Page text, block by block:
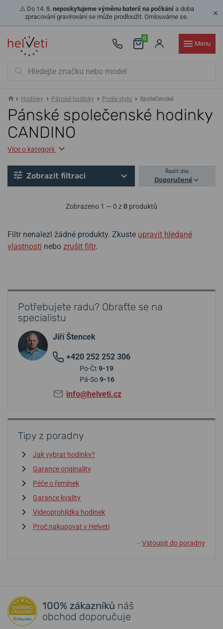
⚠️ Do 14. 8. neposkytujeme výměnu baterií na počkánía doba
zpracování gravírování se může prodloužit. Omlouváme se.
0
Menu
Hodinky Pánské hodinky Podle stylu Společenské
Pánské společenské hodinky
CANDINO
Více o kategorii
Zobrazit filtraci Řadit dle:
Doporučené
Zobrazeno 1 — 0 z0 produktů
Filtr nenalezl žádné produkty. Zkuste upravit hledané
vlastnosti nebo zrušit filtr.
Potřebujete radu? Obraťte se na
specialistu
Jiří Štencek
+420 252 252 306
Po-Čt 9-19
Pá-So9-16
info@helveti.cz
Tipy z poradny
Jak vybrat hodinky?
Garance originality
Péče o řemínek
Garance kvality
Videoprohlídka hodinek
Proč nakupovat v Helveti
↓ Vstoupit do poradny
100% zákazníků náš
obchod doporučuje